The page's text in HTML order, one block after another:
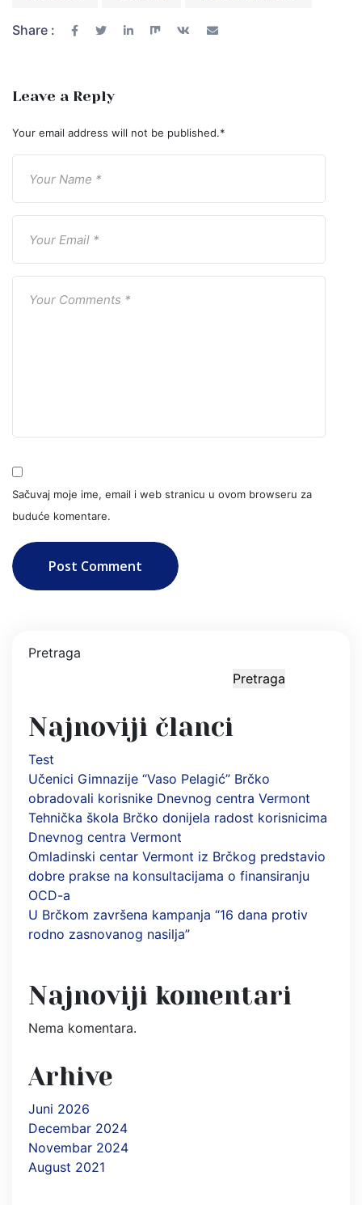
Share :
Leave a Reply
Your email address will not be published.*
Sačuvaj moje ime, email i web stranicu u ovom browseru za
buduće komentare.
Post Comment
Pretraga
Pretraga
Najnoviji članci
Test
Učenici Gimnazije “Vaso Pelagić” Brčko
obradovali korisnike Dnevnog centra Vermont
Tehnička škola Brčko donijela radost korisnicima
Dnevnog centra Vermont
Omladinski centar Vermont iz Brčkog predstavio
dobre prakse na konsultacijama o finansiranju
OCD-a
U Brčkom završena kampanja “16 dana protiv
rodno zasnovanog nasilja”
Najnoviji komentari
Nema komentara.
Arhive
Juni 2026
Decembar 2024
Novembar 2024
August 2021